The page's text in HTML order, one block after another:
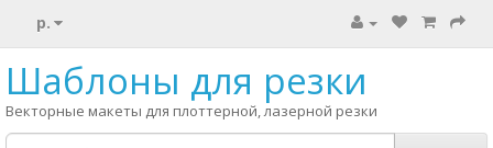
р.
Шаблоны для резки
Векторные макеты для плоттерной, лазерной резки